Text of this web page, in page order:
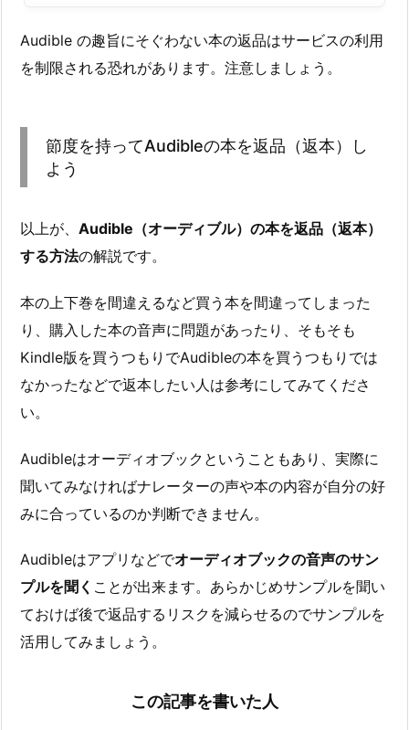
Audible の趣旨にそぐわない本の返品はサービスの利用
を制限される恐れがあります。注意しましょう。
節度を持ってAudibleの本を返品（返本）し
よう
以上が、 Audible（オーディブル）の本を返品（返本）
する方法の解説です。
本の上下巻を間違えるなど買う本を間違ってしまった
り、購入した本の音声に問題があったり、そもそも
Kindle版を買うつもりでAudibleの本を買うつもりでは
なかったなどで返本したい人は参考にしてみてくださ
い。
Audibleはオーディオブックということもあり、実際に
聞いてみなければナレーターの声や本の内容が自分の好
みに合っているのか判断できません。
Audibleはアプリなどでオーディオブックの音声のサン
プルを聞く ことが出来ます。あらかじめサンプルを聞い
ておけば後で返品するリスクを減らせるのでサンプルを
活用してみましょう。
この記事を書いた人